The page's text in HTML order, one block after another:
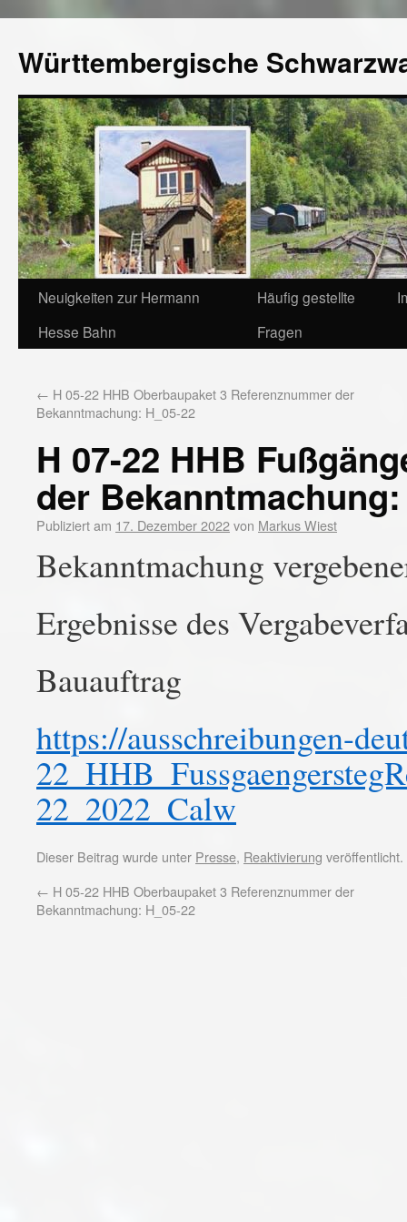
Württembergische
Neuigkeiten zur Hermann
Hesse Bahn
Häufig gestellte
Fragen
← H 05-22 HHB Oberbaupaket 3 Referenznummer der
Bekanntmachung: H_05-22
H 07-22 HHB
der Bekanntmachung:
Publiziert am 17. Dezember 2022von Markus Wiest
Bekanntmachung
Ergebnisse des
Bauauftrag
https://ausschreibungen-
22_2022_Calw
Dieser Beitrag wurde unter Presse, Reaktivierung
← H 05-22 HHB Oberbaupaket 3 Referenznummer der
Bekanntmachung: H_05-22